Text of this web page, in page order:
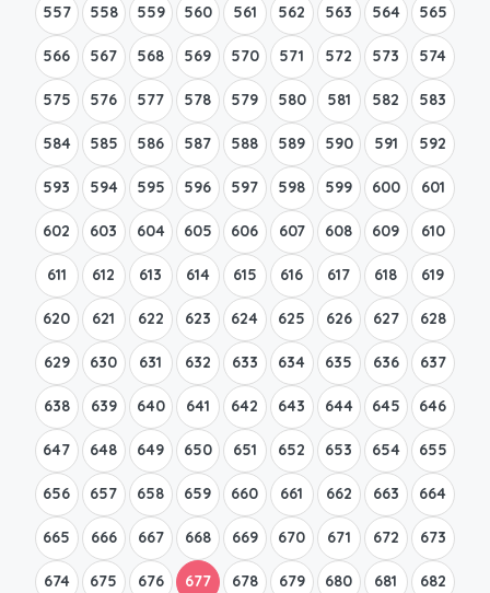
557 558 559 560 561 562 563 564 565
566 567 568 569 570 571 572 573 574
575 576 577 578 579 580 581 582 583
584 585 586 587 588 589 590 591 592
593 594 595 596 597 598 599 600 601
602 603 604 605 606 607 608 609 610
611 612 613 614 615 616 617 618 619
620 621 622 623 624 625 626 627 628
629 630 631 632 633 634 635 636 637
638 639 640 641 642 643 644 645 646
647 648 649 650 651 652 653 654 655
656 657 658 659 660 661 662 663 664
665 666 667 668 669 670 671 672 673
674 675 676 677 678 679 680 681 682